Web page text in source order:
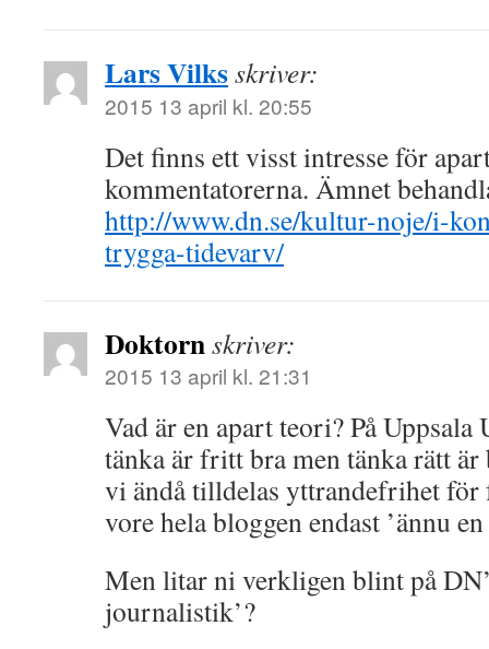
Lars Vilksskriver:
2015 13 april kl. 20:55
Det finns ett visst intresse för
kommentatorerna. Ämnet
http://www.dn.se/kultur-noje/i-
trygga-tidevarv/
Doktornskriver:
2015 13 april kl. 21:31
Vad är en apart teori? På
tänka är fritt bra men tänka rätt är
vi ändå tilldelas yttrandefrihet
vore hela bloggen endast ’ännu en
Men litar ni verkligen blint på
journalistik’?